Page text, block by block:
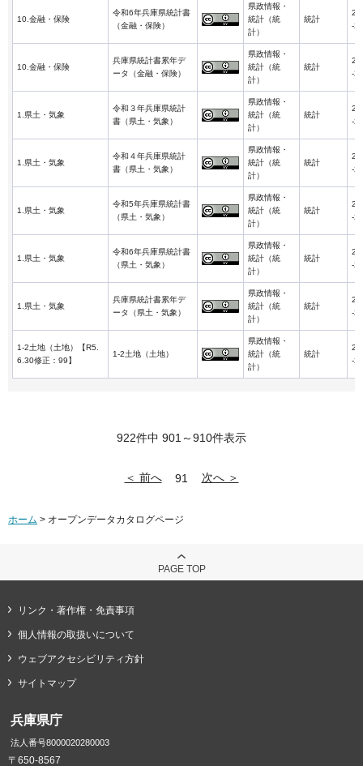
10.金融・保険
令和6年兵庫県統計書
（金融・保険）
県政情報・
統計（統
計）
統計
-26
10.金融・保険
兵庫県統計書累年デ
ータ（金融・保険）
県政情報・
統計（統
計）
統計
-26
1.県土・気象
令和３年兵庫県統計
書（県土・気象）
県政情報・
統計（統
計）
統計
-24
1.県土・気象
令和４年兵庫県統計
書（県土・気象）
県政情報・
統計（統
計）
統計
-22
1.県土・気象
令和5年兵庫県統計書
（県土・気象）
県政情報・
統計（統
計）
統計
-26
1.県土・気象
令和6年兵庫県統計書
（県土・気象）
県政情報・
統計（統
計）
統計
-26
1.県土・気象
兵庫県統計書累年デ
ータ（県土・気象）
県政情報・
統計（統
計）
統計
-26
1-2土地（土地）【R5.
6.30修正：99】
1-2土地（土地）
県政情報・
統計（統
計）
統計
-28
922件中 901～910件表示
＜ 前へ 91 次へ ＞
ホーム > オープンデータカタログページ
PAGE TOP
リンク・著作権・免責事項
個人情報の取扱いについて
ウェブアクセシビリティ方針
サイトマップ
兵庫県庁
法人番号8000020280003
〒650-8567